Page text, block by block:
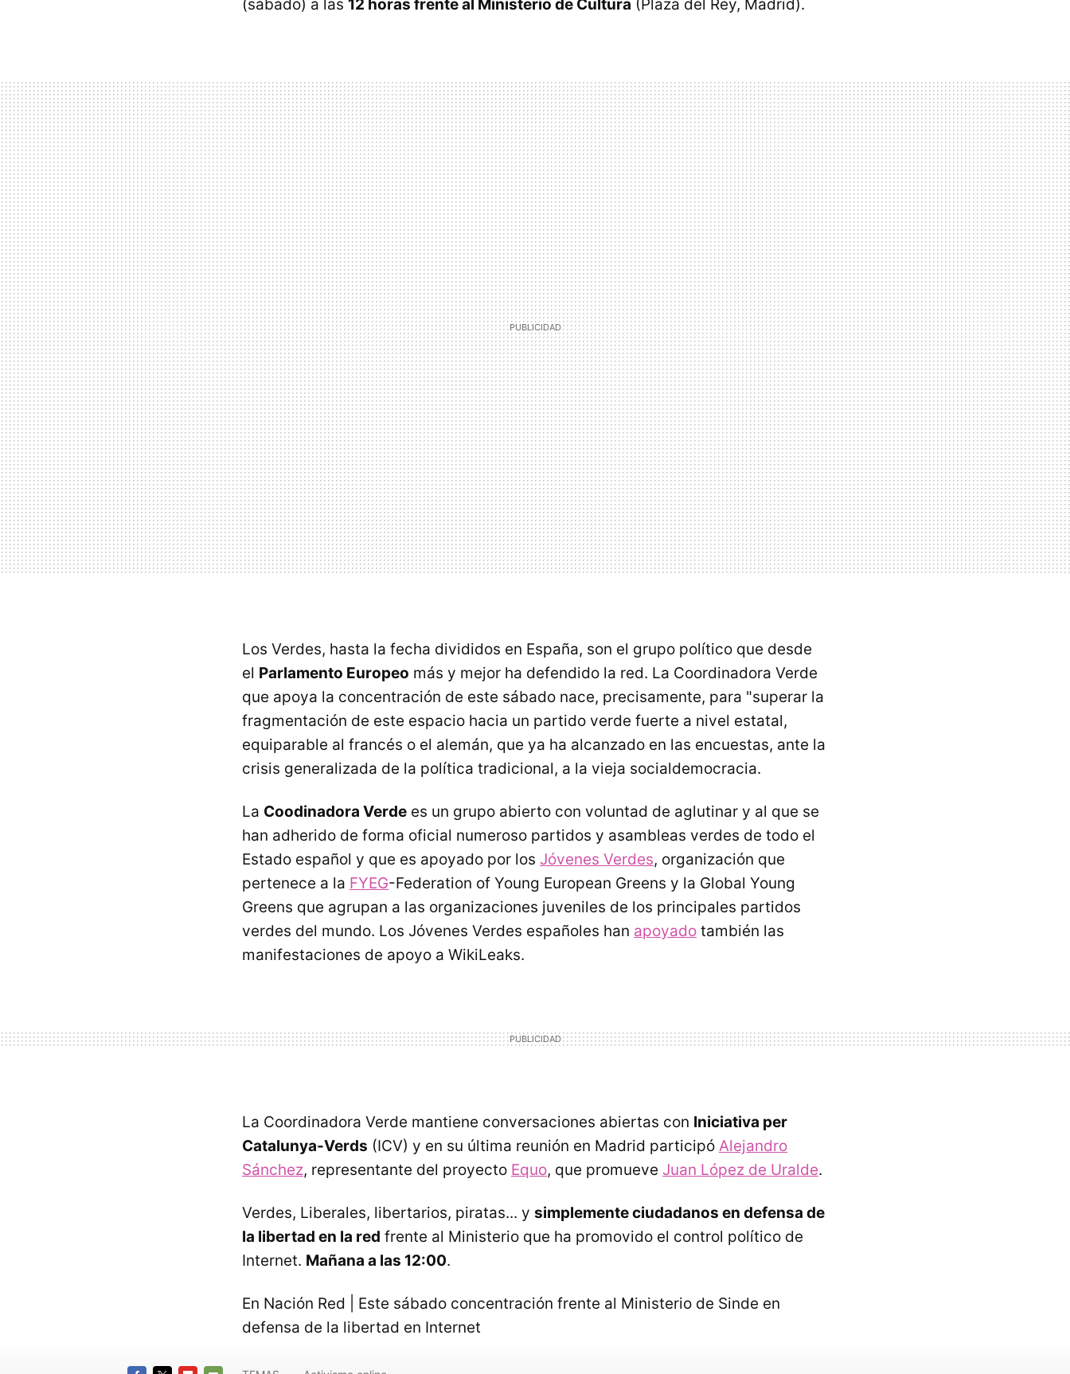
(sábado) a las 12 horas frente al Ministerio de Cultura (Plaza del Rey, Madrid).
Los Verdes, hasta la fecha divididos en España, son el grupo político que desde
el Parlamento Europeo más y mejor ha defendido la red. La Coordinadora Verde
que apoya la concentración de este sábado nace, precisamente, para "superar la
fragmentación de este espacio hacia un partido verde fuerte a nivel estatal,
equiparable al francés o el alemán, que ya ha alcanzado en las encuestas, ante la
crisis generalizada de la política tradicional, a la vieja socialdemocracia.
La Coodinadora Verde es un grupo abierto con voluntad de aglutinar y al que se
han adherido de forma oficial numeroso partidos y asambleas verdes de todo el
Estado español y que es apoyado por los Jóvenes Verdes, organización que
pertenece a la FYEG-Federation of Young European Greens y la Global Young
Greens que agrupan a las organizaciones juveniles de los principales partidos
verdes del mundo. Los Jóvenes Verdes españoles han apoyado también las
manifestaciones de apoyo a WikiLeaks.
La Coordinadora Verde mantiene conversaciones abiertas con Iniciativa per
Catalunya-Verds (ICV) y en su última reunión en Madrid participó Alejandro
Sánchez, representante del proyecto Equo, que promueve Juan López de Uralde.
Verdes, Liberales, libertarios, piratas... y simplemente ciudadanos en defensa de
la libertad en la red frente al Ministerio que ha promovido el control político de
Internet. Mañana a las 12:00.
En Nación Red | Este sábado concentración frente al Ministerio de Sinde en
defensa de la libertad en Internet